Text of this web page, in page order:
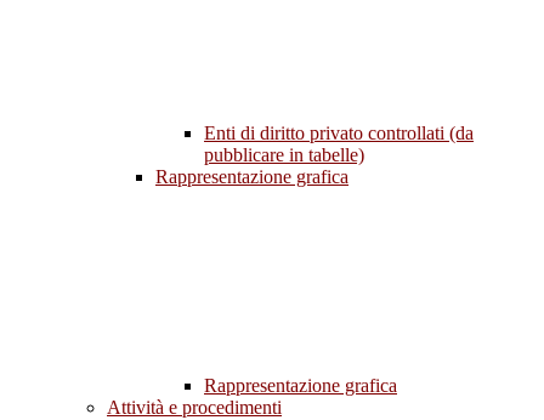
Enti di diritto privato controllati (da
pubblicare in tabelle)
Rappresentazione grafica
Rappresentazione grafica
Attività e procedimenti